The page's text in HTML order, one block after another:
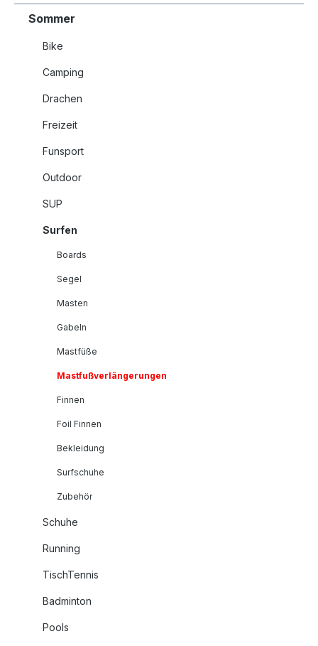
Sommer
Bike
Camping
Drachen
Freizeit
Funsport
Outdoor
SUP
Surfen
Boards
Segel
Masten
Gabeln
Mastfüße
Mastfußverlängerungen
Finnen
Foil Finnen
Bekleidung
Surfschuhe
Zubehör
Schuhe
Running
TischTennis
Badminton
Pools